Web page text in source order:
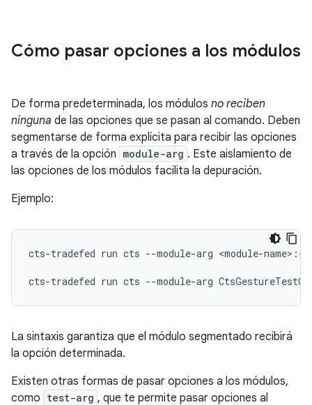
Cómo pasar opciones a los módulos
De forma predeterminada, los módulos no reciben
ninguna de las opciones que se pasan al comando. Deben
segmentarse de forma explícita para recibir las opciones
a través de la opción module-arg . Este aislamiento de
las opciones de los módulos facilita la depuración.
Ejemplo:
cts-tradefed run cts --module-arg <module-
cts-tradefed run cts --module-arg
La sintaxis garantiza que el módulo segmentado recibirá
la opción determinada.
Existen otras formas de pasar opciones a los módulos,
como test-arg , que te permite pasar opciones al